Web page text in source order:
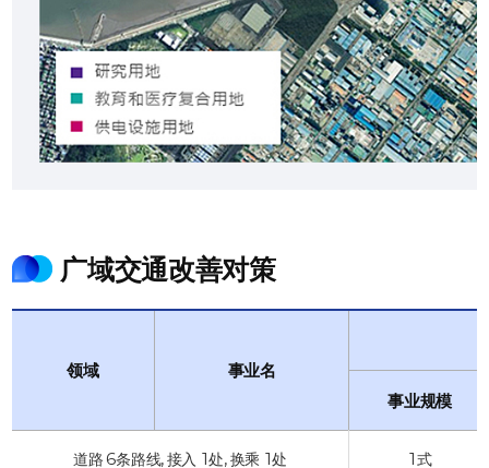
广域交通改善对策
领域
事业名
事业规模
道路 6条路线, 接入 1处, 换乘 1处 1式